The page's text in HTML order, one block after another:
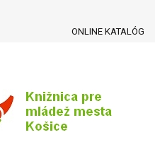
ONLINE KATALÓG